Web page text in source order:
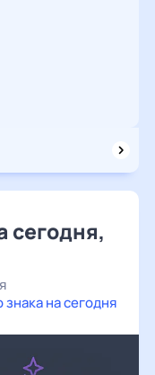
сегодня,
на сегодня